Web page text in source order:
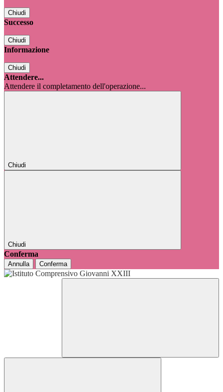
Chiudi
Successo
Chiudi
Informazione
Chiudi
Attendere...
Attendere il completamento dell'operazione...
Chiudi
Chiudi
Conferma
Annulla Conferma